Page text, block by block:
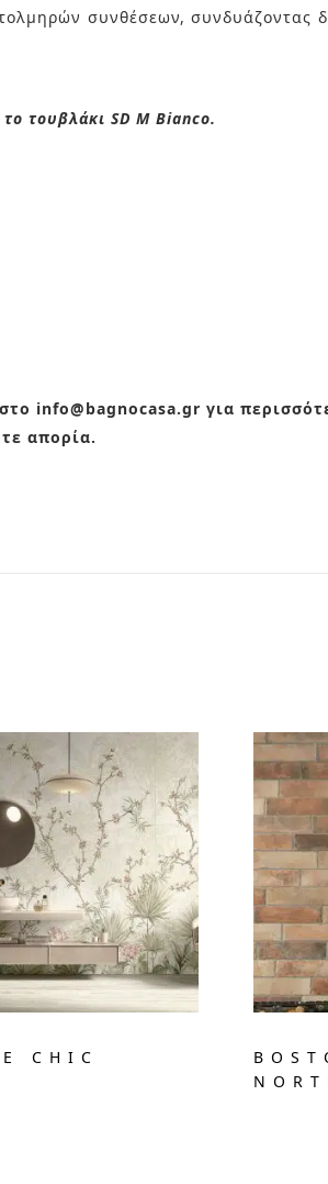
συνθέσεων, συνδυάζοντας
τουβλάκι SD M Bianco.
info@bagnocasa.gr για
απορία.
CHIC